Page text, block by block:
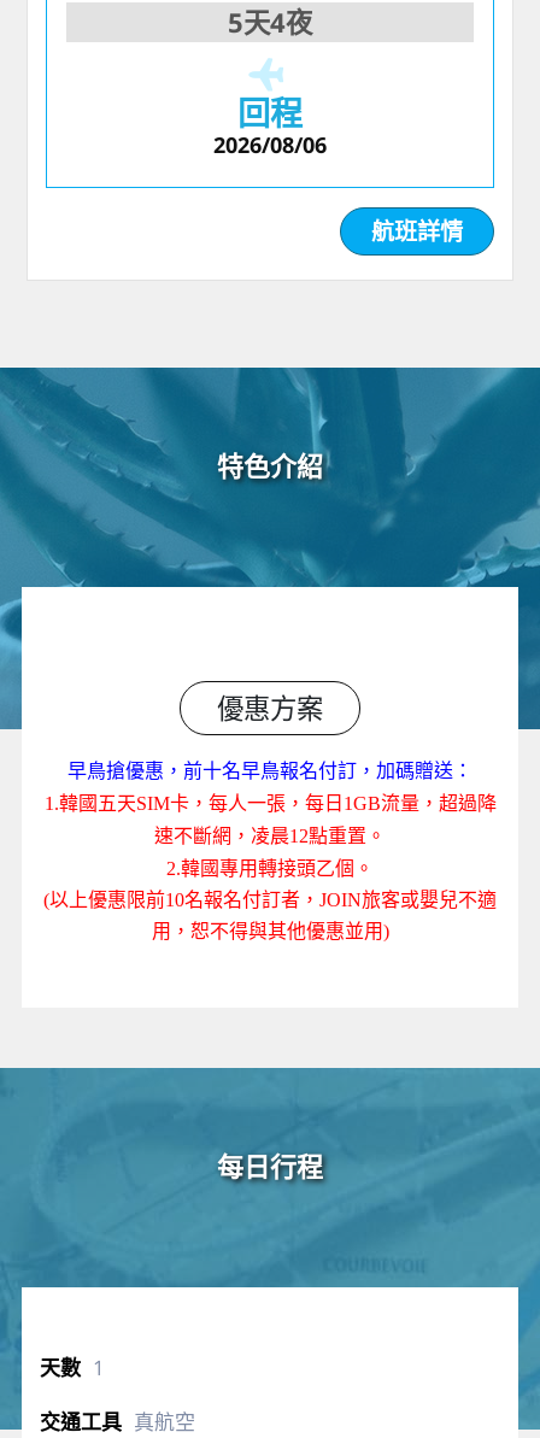
5天4夜
回程
2026/08/06
航班詳情
特色介紹
優惠方案
早鳥搶優惠，前十名早鳥報名付訂，加碼贈送：
1.韓國五天SIM卡，每人一張，每日1GB流量，超過降
速不斷網，凌晨12點重置 。
2.韓國專用轉接頭乙個。
(以上優惠限前10名報名付訂者，JOIN旅客或嬰兒不適
用，恕不得與其他優惠並用)
每日行程
1
真航空